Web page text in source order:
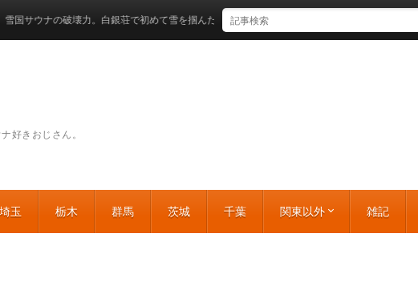
好きおじさん。
埼玉 栃木 群馬 茨城 千葉 関東以外 雑記
の破壊力。白銀荘で初めて雪を掴んだ日 北海道空知郡上富良野町